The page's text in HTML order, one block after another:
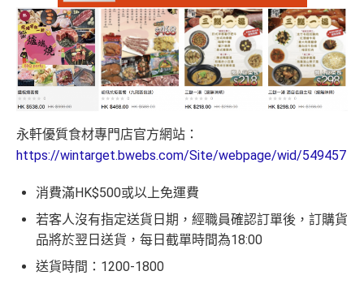
永軒優質食材專門店官方網站：
https://wintarget.bwebs.com/Site/webpage/wid/549457
消費滿HK$500或以上免運費
若客人沒有指定送貨日期，經職員確認訂單後，訂購貨
品將於翌日送貨，每日截單時間為18:00
送貨時間：1200-1800